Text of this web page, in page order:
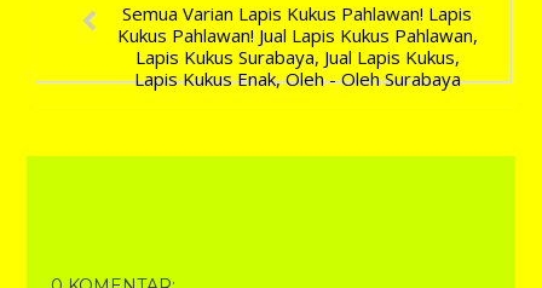
Semua Varian Lapis Kukus Pahlawan! Lapis
Kukus Pahlawan! Jual Lapis Kukus Pahlawan,
Lapis Kukus Surabaya, Jual Lapis Kukus,
Lapis Kukus Enak, Oleh - Oleh Surabaya